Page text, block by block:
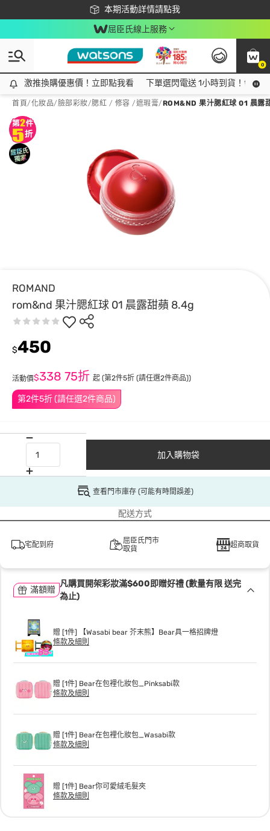
本期活動詳情請點我
下載app最高回饋$350
屈臣氏線上服務
0
激推換購優惠價！立即點我看
激推換購優惠價！立即點我看 下單選閃電送 1小時到貨！領神
首頁/化妝品/臉部彩妝/腮紅 / 修容 /遮瑕膏/ROM&ND 果汁腮紅球 01 晨露
ROMAND
rom&nd 果汁腮紅球 01 晨露甜蘋 8.4g
第2件5折 (請任選2件商品)
$450
活動價$338 75折 起 (第2件5折 (請任選2件商品))
加入購物袋
查看門市庫存 (可能有時間誤差)
配送方式
宅配到府
屈臣氏門市
取貨
超商取貨
滿額贈
凡購買開架彩妝滿$600即贈好禮 (數量有限 送完
為止)
贈 [1件] 【Wasabi bear 芥末熊】Bear具一格招牌燈
條款及細則
贈 [1件] Bear在包裡化妝包_Pinksabi款
條款及細則
贈 [1件] Bear在包裡化妝包_Wasabi款
條款及細則
贈 [1件] Bear你可愛絨毛髮夾
條款及細則